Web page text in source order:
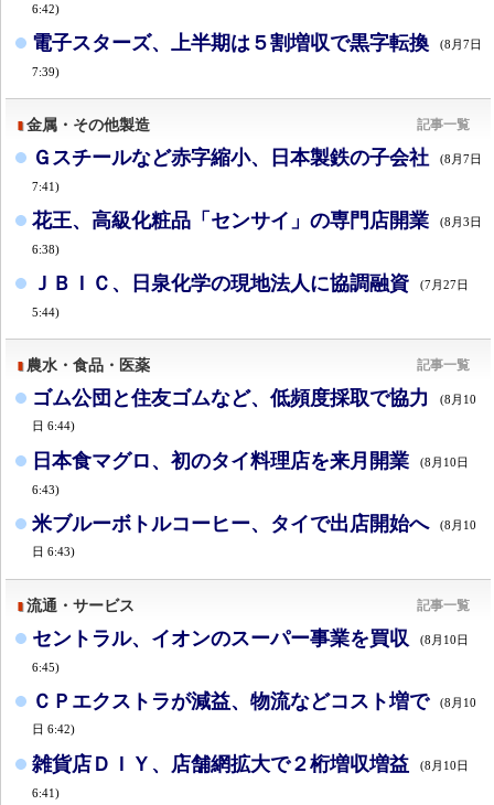
6:42)
電子スターズ、上半期は５割増収で黒字転換 (8月7日
7:39)
金属・その他製造 記事一覧
Ｇスチールなど赤字縮小、日本製鉄の子会社 (8月7日
7:41)
花王、高級化粧品「センサイ」の専門店開業 (8月3日
6:38)
ＪＢＩＣ、日泉化学の現地法人に協調融資 (7月27日
5:44)
農水・食品・医薬 記事一覧
ゴム公団と住友ゴムなど、低頻度採取で協力
(8月10
日 6:44)
日本食マグロ、初のタイ料理店を来月開業 (8月10日
6:43)
米ブルーボトルコーヒー、タイで出店開始へ
(8月10
日 6:43)
流通・サービス 記事一覧
セントラル、イオンのスーパー事業を買収 (8月10日
6:45)
ＣＰエクストラが減益、物流などコスト増で
(8月10
日 6:42)
雑貨店ＤＩＹ、店舗網拡大で２桁増収増益 (8月10日
6:41)